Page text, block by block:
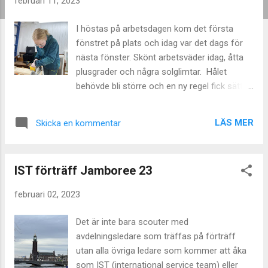
I höstas på arbetsdagen kom det första
fönstret på plats och idag var det dags för
nästa fönster. Skönt arbetsväder idag, åtta
plusgrader och några solglimtar. Hålet
behövde bli större och en ny regel fick sättas
att vi tog fram de två gamla sågarna men
riktigt användbara. Den ena sågen är märkt
till användning 70 år senare!! En
på utsidan. Det återstår att såga och sätta
upp foder på insidan så det får vi fortsätta
Skicka en kommentar LÄS MER
IST förträff Jamboree 23
februari 02, 2023
Det är inte bara scouter med
avdelningsledare som träffas på förträff
utan alla övriga ledare som kommer att åka
som IST (international service team) eller